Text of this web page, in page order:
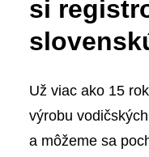
si
Už viac ako 15
výrobu
a môžeme sa